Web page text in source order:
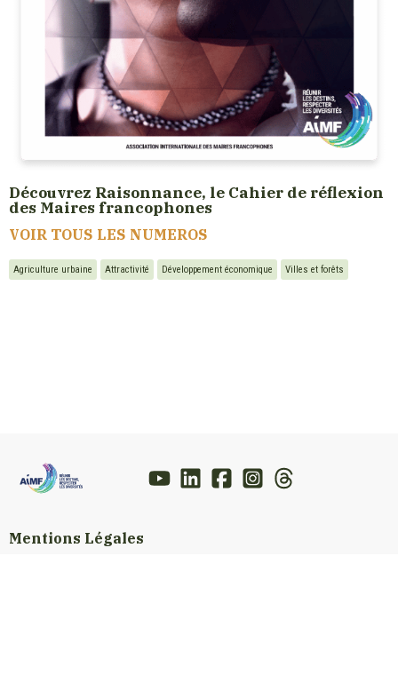
Découvrez Raisonnance, le Cahier de réflexion
des Maires francophones
VOIR TOUS LES NUMEROS
Agriculture urbaine Attractivité Développement économique Villes et forêts
Mentions Légales